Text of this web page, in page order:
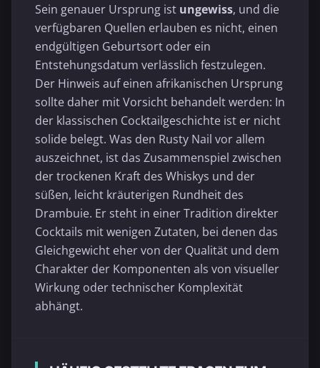
Sein genauer Ursprung ist ungewiss, und die
verfügbaren Quellen erlauben es nicht, einen
endgültigen Geburtsort oder ein
Entstehungsdatum verlässlich festzulegen.
Der Hinweis auf einen afrikanischen Ursprung
sollte daher mit Vorsicht behandelt werden: In
der klassischen Cocktailgeschichte ist er nicht
solide belegt. Was den Rusty Nail vor allem
auszeichnet, ist das Zusammenspiel zwischen
der trockenen Kraft des Whiskys und der
süßen, leicht kräuterigen Rundheit des
Drambuie. Er steht in einer Tradition direkter
Cocktails mit wenigen Zutaten, bei denen das
Gleichgewicht eher von der Qualität und dem
Charakter der Komponenten als von visueller
Wirkung oder technischer Komplexität
abhängt.